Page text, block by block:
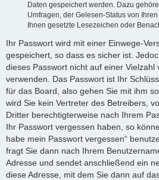
Daten gespeichert werden. Dazu
Umfragen, der Gelesen-Status von
Ihnen gesetzte Lesezeichen oder
Ihr Passwort wird mit einer Einwege-
gespeichert, so dass es sicher ist.
dieses Passwort nicht auf einer Vielzahl
verwenden. Das Passwort ist Ihr
für das Board, also gehen Sie mit ihm
wird Sie kein Vertreter des Betreibers,
Dritter berechtigterweise nach Ihrem
Ihr Passwort vergessen haben, so
habe mein Passwort vergessen“
fragt Sie dann nach Ihrem
Adresse und sendet anschließend ein
diese Adresse, mit dem Sie dann auf